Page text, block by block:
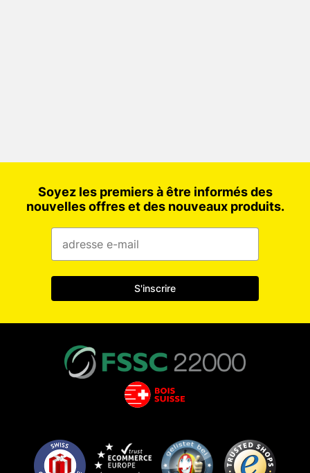
Soyez les premiers à être informés des
nouvelles offres et des nouveaux produits.
S'inscrire